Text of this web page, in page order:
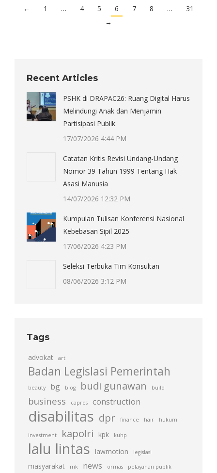
← 1 … 4 5 6 7 8 …
31
→
Recent Articles
PSHK di DRAPAC26: Ruang Digital Harus
Melindungi Anak dan Menjamin
Partisipasi Publik
17/07/2026 4:44 PM
Catatan Kritis Revisi Undang-Undang
Nomor 39 Tahun 1999 Tentang Hak
Asasi Manusia
14/07/2026 12:32 PM
Kumpulan Tulisan Konferensi Nasional
Kebebasan Sipil 2025
17/06/2026 4:23 PM
Seleksi Terbuka Tim Konsultan
08/06/2026 3:12 PM
Tags
advokat art
Badan Legislasi Pemerintah
beauty bg blog budi gunawan build
business capres construction
disabilitas dpr finance hair hukum
investment kapolri kpk kuhp
lalu lintas lawmotion legislasi
masyarakat mk news ormas pelayanan publik